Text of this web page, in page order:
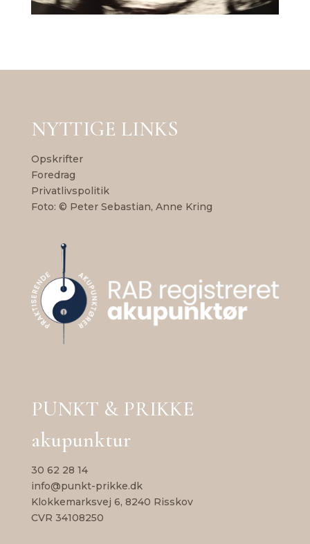
NYTTIGE LINKS
Opskrifter
Foredrag
Privatlivspolitik
Foto: © Peter Sebastian, Anne Kring
PUNKT & PRIKKE
akupunktur
30 62 28 14
info@punkt-prikke.dk
Klokkemarksvej 6, 8240 Risskov
CVR 34108250